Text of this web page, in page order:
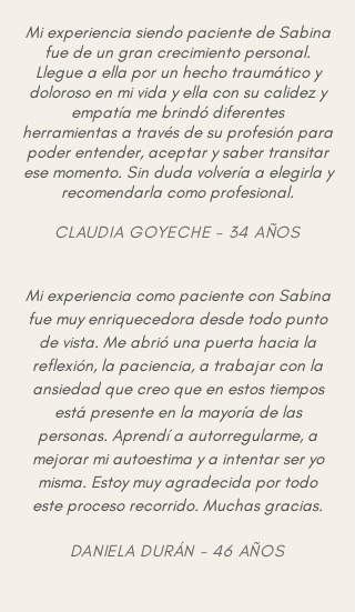
Mi experiencia siendo paciente de Sabina
fue de un gran crecimiento personal.
Llegue a ella por un hecho traumático y
doloroso en mi vida y ella con su calidez y
empatía me brindó diferentes
herramientas a través de su profesión para
poder entender, aceptar y saber transitar
ese momento. Sin duda volvería a elegirla y
recomendarla como profesional.
CLAUDIA GOYECHE - 34 AÑOS
Mi experiencia como paciente con Sabina
fue muy enriquecedora desde todo punto
de vista. Me abrió una puerta hacia la
reflexión, la paciencia, a trabajar con la
ansiedad que creo que en estos tiempos
está presente en la mayoría de las
personas. Aprendí a autorregularme, a
mejorar mi autoestima y a intentar ser yo
misma. Estoy muy agradecida por todo
este proceso recorrido. Muchas gracias.
DANIELA DURÁN - 46 AÑOS